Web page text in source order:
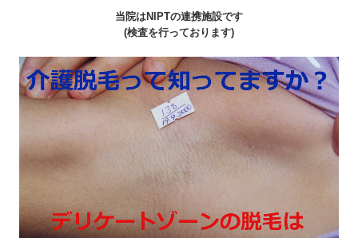
当院はNIPTの連携施設です
(検査を行っております)